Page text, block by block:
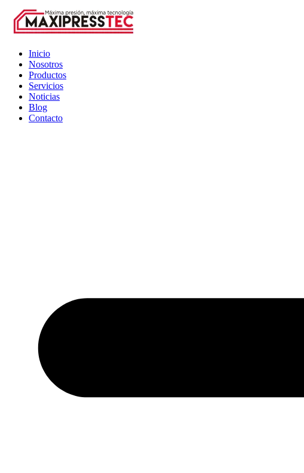
Inicio
Nosotros
Productos
Servicios
Noticias
Blog
Contacto